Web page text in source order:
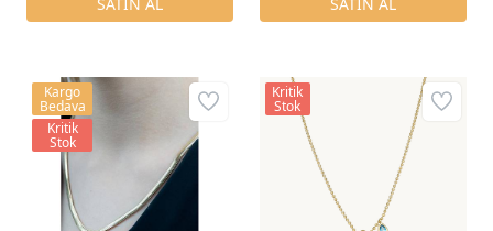
Kargo
Bedava
Kritik
Stok
Kritik
Stok